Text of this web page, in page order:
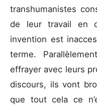
transhumanistes
de leur travail en
invention est
terme.
effrayer avec leurs
discours, ils vont
que tout cela ce